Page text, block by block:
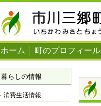
ホーム 町のプロフィール
暮らしの情報
消費生活情報